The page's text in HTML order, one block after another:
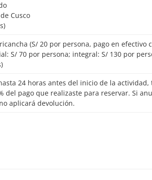
Cusco
(S/ 20 por persona, pago en efectivo
del pago que realizaste para reservar. Si
aplicará devolución.